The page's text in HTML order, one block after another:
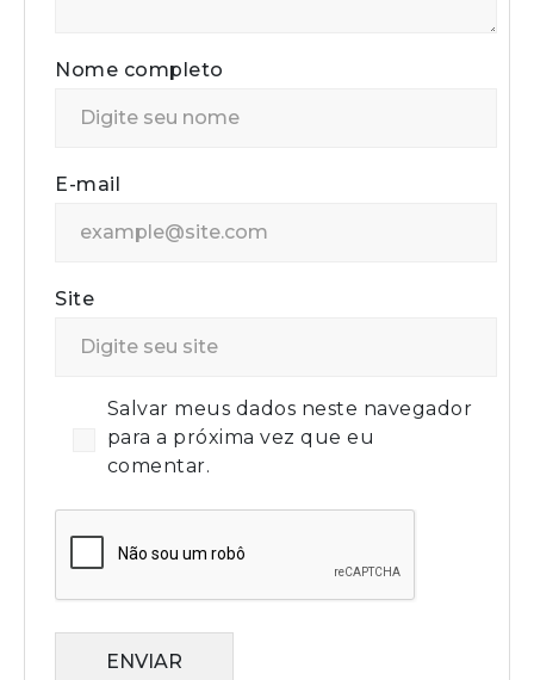
Nome completo
E-mail
Site
Salvar meus dados neste navegador
para a próxima vez que eu
comentar.
ENVIAR